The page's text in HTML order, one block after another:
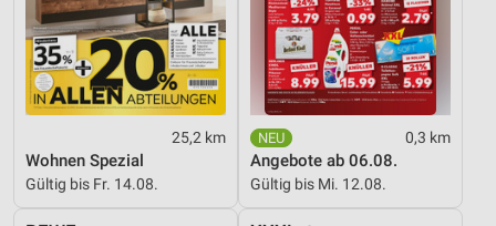
25,2 km
Wohnen Spezial
Gültig bis Fr. 14.08.
0,3 km
Angebote ab 06.08.
Gültig bis Mi. 12.08.